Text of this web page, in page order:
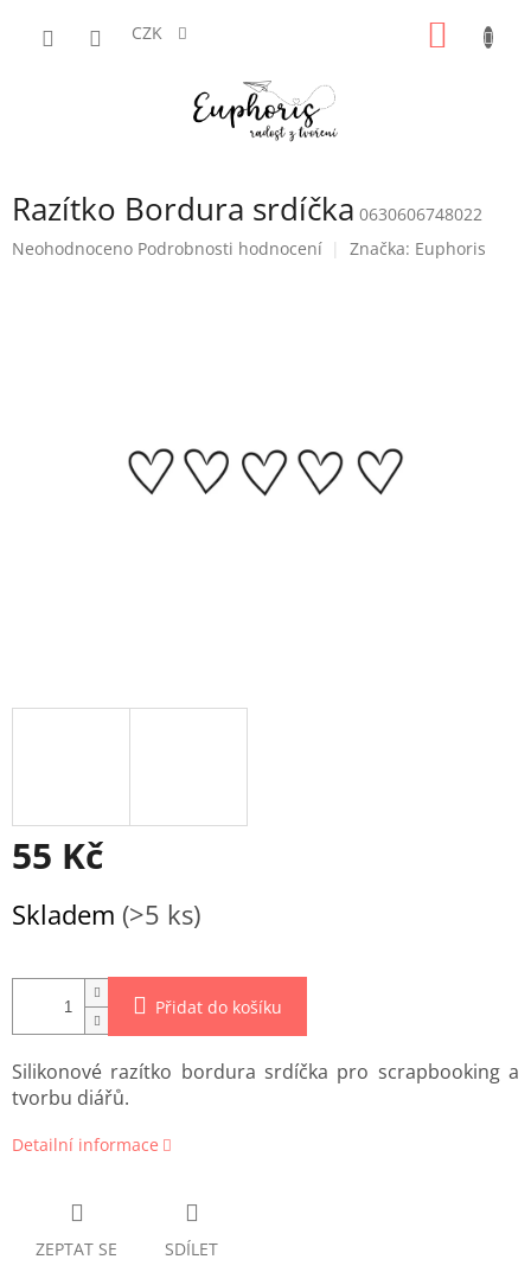
CZK
Razítko Bordura srdíčka 0630606748022
Průměrné
Neohodnoceno Podrobnosti hodnocení Značka: Euphoris
55 Kč
cena:
Skladem (>5 ks)
Přidat do košíku
Silikonové razítko bordura srdíčka pro scrapbooking a
tvorbu diářů.
Detailní informace
ZEPTAT SE SDÍLET